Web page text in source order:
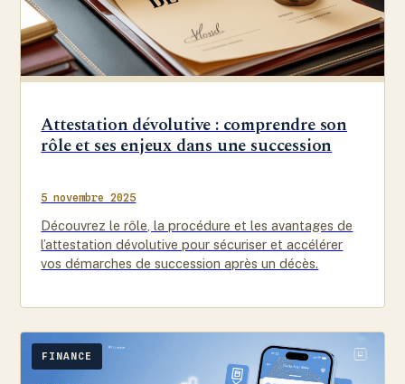
Attestation dévolutive : comprendre son
rôle et ses enjeux dans une succession
5 novembre 2025
Découvrez le rôle, la procédure et les avantages de
l’attestation dévolutive pour sécuriser et accélérer
vos démarches de succession après un décès.
FINANCE